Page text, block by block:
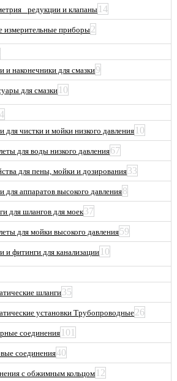
редукции и клапаны 14
измерительные приборы2
и наконечники для смазки9
для смазки 10
для чистки и мойки низкого давления 10
для воды низкого давления67
для пены, мойки и дозирования33
для аппаратов высокого давления8
для шлангов для моек37
для мойки высокого давления59
и фитинги для канализации 10
шланги35
установки Трубопроводные26
соединения 101
соединения40
с обжимным кольцом 12